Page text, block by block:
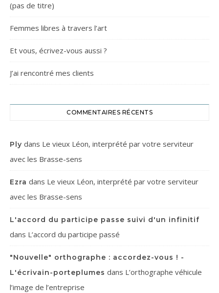
(pas de titre)
Femmes libres à travers l’art
Et vous, écrivez-vous aussi ?
J’ai rencontré mes clients
COMMENTAIRES RÉCENTS
Ply dans Le vieux Léon, interprété par votre serviteur
avec les Brasse-sens
Ezra dans Le vieux Léon, interprété par votre serviteur
avec les Brasse-sens
L'accord du participe passe suivi d'un infinitif
dans L’accord du participe passé
"Nouvelle" orthographe : accordez-vous ! -
L'écrivain-porteplumes dans L’orthographe véhicule
l’image de l’entreprise